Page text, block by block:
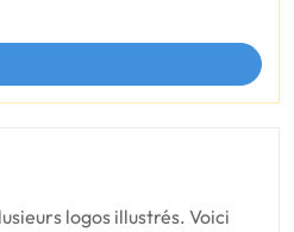
logos illustrés. Voici